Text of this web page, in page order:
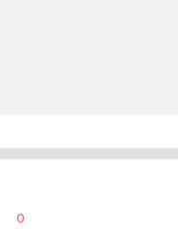
0